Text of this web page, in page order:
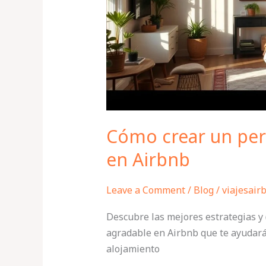
Cómo crear un
en Airbnb
Leave a Comment/ Blog/
Descubre las mejores estrategias
agradable en Airbnb que te
alojamiento
en
Airbnb